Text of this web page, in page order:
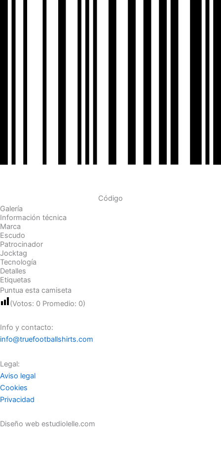
Código
Galería
Información técnica
Marca
Escudo
Patrocinador
Jocktag
Tecnología
Detalles
Etiquetas
Puntua esta camiseta
(Votos: 0 Promedio: 0)
Info y contacto:
info@truefootballshirts.com
Legal:
Aviso legal
Cookies
Privacidad
Diseño web estudiolelle.com